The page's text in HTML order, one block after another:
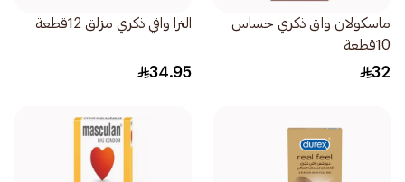
ماسكولان واق ذكري حساس
10قطعة
32
الترا واقي ذكري مزلق 12قطعة
34.95